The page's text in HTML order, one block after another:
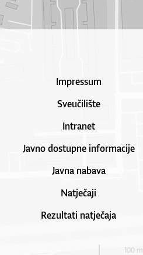
Impressum
Sveučilište
Intranet
Javno dostupne informacije
Javna nabava
Natječaji
Rezultati natječaja
100 m